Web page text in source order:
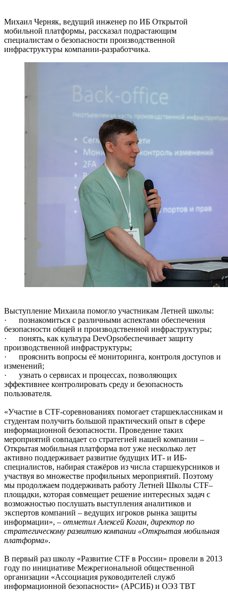
Михаил Черняк, ведущий инженер по ИБ Открытой
мобильной платформы, рассказал подрастающим
специалистам о безопасности производственной
инфраструктуры компании-разработчика.
Выступление Михаила помогло участникам Летней школы:
· познакомиться с различными аспектами обеспечения
безопасности общей и производственной инфраструктуры;
· понять, как культура DevOpsобеспечивает защиту
производственной инфраструктуры;
· прояснить вопросы её мониторинга, контроля доступов и
изменений;
· узнать о сервисах и процессах, позволяющих
эффективнее контролировать среду и безопасность
пользователя.
«Участие в CTF-соревнованиях помогает старшеклассникам и
студентам получить большой практический опыт в сфере
информационной безопасности. Проведение таких
мероприятий совпадает со стратегией нашей компании –
Открытая мобильная платформа вот уже несколько лет
активно поддерживает развитие будущих ИТ- и ИБ-
специалистов, набирая стажёров из числа старшекурсников и
участвуя во множестве профильных мероприятий. Поэтому
мы продолжаем поддерживать работу Летней Школы CTF–
площадки, которая совмещает решение интересных задач с
возможностью послушать выступления аналитиков и
экспертов компаний – ведущих игроков рынка защиты
информации», – отметил Алексей Коган, директор по
стратегическому развитию компании «Открытая мобильная
платформа».
В первый раз школу «Развитие CTF в России» провели в 2013
году по инициативе Межрегиональной общественной
организации «Ассоциация руководителей служб
информационной безопасности» (АРСИБ) и ОЭЗ ТВТ